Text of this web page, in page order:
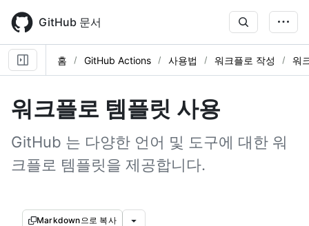
main
content
GitHub 문서
홈 GitHub Actions 사용법 워크플로 작성 워
워크플로 템플릿 사용
GitHub 는 다양한 언어 및 도구에 대한 워
크플로 템플릿을 제공합니다.
Markdown으로 복사